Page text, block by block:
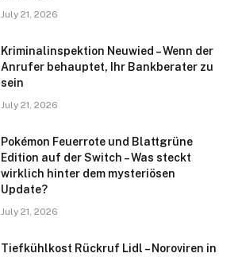
July 21, 2026
Kriminalinspektion Neuwied – Wenn der
Anrufer behauptet, Ihr Bankberater zu
sein
July 21, 2026
Pokémon Feuerrote und Blattgrüne
Edition auf der Switch – Was steckt
wirklich hinter dem mysteriösen
Update?
July 21, 2026
Tiefkühlkost Rückruf Lidl – Noroviren in